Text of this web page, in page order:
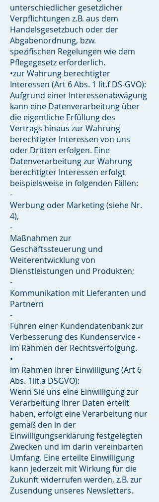
unterschiedlicher gesetzlicher
Verpflichtungen z.B. aus dem
Handelsgesetzbuch oder der
Abgabenordnung, bzw.
spezifischen Regelungen wie dem
Pflegegesetz erforderlich.
•zur Wahrung berechtigter
Interessen (Art 6 Abs. 1 lit.f DS-GVO):
Aufgrund einer Interessenabwägung
kann eine Datenverarbeitung über
die eigentliche Erfüllung des
Vertrags hinaus zur Wahrung
berechtigter Interessen von uns
oder Dritten erfolgen. Eine
Datenverarbeitung zur Wahrung
berechtigter Interessen erfolgt
beispielsweise in folgenden Fällen:
-
Werbung oder Marketing (siehe Nr.
4),
-
Maßnahmen zur
Geschäftssteuerung und
Weiterentwicklung von
Dienstleistungen und Produkten;
-
Kommunikation mit Lieferanten und
Partnern
-
Führen einer Kundendatenbank zur
Verbesserung des Kundenservice -
im Rahmen der Rechtsverfolgung.
•
im Rahmen Ihrer Einwilligung (Art 6
Abs. 1lit.a DSGVO):
Wenn Sie uns eine Einwilligung zur
Verarbeitung Ihrer Daten erteilt
haben, erfolgt eine Verarbeitung nur
gemäß den in der
Einwilligungserklärung festgelegten
Zwecken und im darin vereinbarten
Umfang. Eine erteilte Einwilligung
kann jederzeit mit Wirkung für die
Zukunft widerrufen werden, z.B. zur
Zusendung unseres Newsletters.